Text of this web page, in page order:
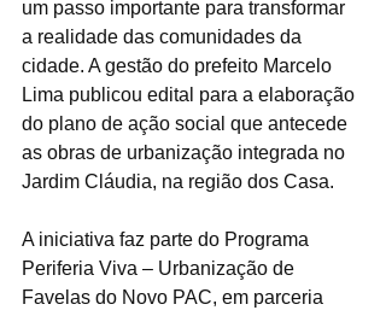
um passo importante para transformar
a realidade das comunidades da
cidade. A gestão do prefeito Marcelo
Lima publicou edital para a elaboração
do plano de ação social que antecede
as obras de urbanização integrada no
Jardim Cláudia, na região dos Casa.
A iniciativa faz parte do Programa
Periferia Viva – Urbanização de
Favelas do Novo PAC, em parceria